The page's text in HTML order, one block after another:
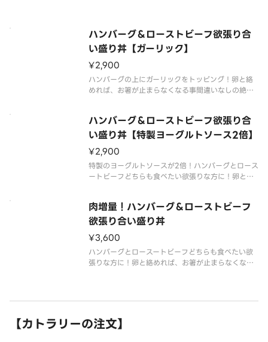
ストビーフソース1つとヨーグ
ハンバーグ＆ローストビーフ欲張り合
い盛り丼【ガーリック】
¥2,900
ハンバーグの上にガーリックをトッピング！卵と絡
めれば、お箸が止まらなくなる事間違いなしの絶品
はイメージです。（重さは調理前の表記のため、調
理後に変動する場合がありま
ハンバーグ＆ローストビーフ欲張り合
い盛り丼【特製ヨーグルトソース2倍】
¥2,900
特製のヨーグルトソースが2倍！ハンバーグとロース
ートビーフどちらも食べたい欲張りな方に！卵と絡
います。トッピングもお好みでお愉しみ下さい。ご
飯の量は注文時に選択くだ
肉増量！ハンバーグ＆ローストビーフ
欲張り合い盛り丼
¥3,600
ハンバーグとロースートビーフどちらも食べたい欲
張りな方に！卵と絡めれば、お箸が止まらなくなる
【カトラリーの注文】